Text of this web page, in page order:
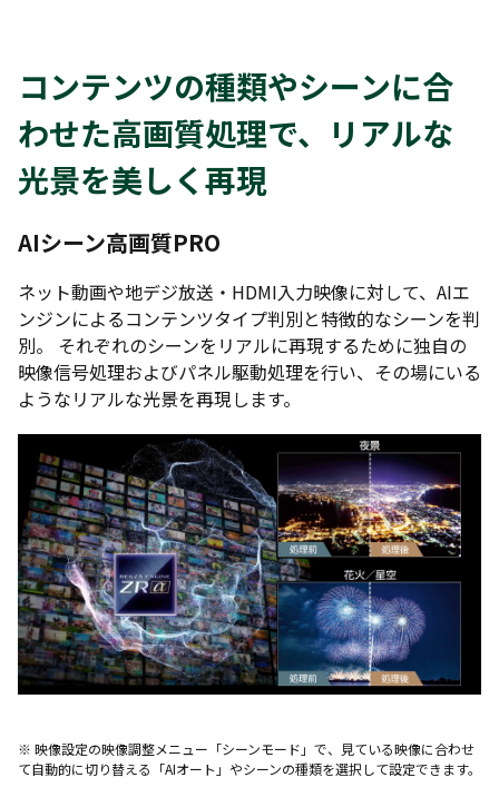
コンテンツの種類やシーンに合
わせた高画質処理で、リアルな
光景を美しく再現
AIシーン高画質PRO
ネット動画や地デジ放送・HDMI入力映像に対して、AIエ
ンジンによるコンテンツタイプ判別と特徴的なシーンを判
別。 それぞれのシーンをリアルに再現するために独自の
映像信号処理およびパネル駆動処理を行い、その場にいる
ようなリアルな光景を再現します。
※ 映像設定の映像調整メニュー「シーンモード」で、見ている映像に合わせ
て自動的に切り替える「AIオート」やシーンの種類を選択して設定できます。